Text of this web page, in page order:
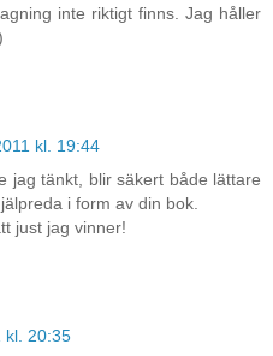
inte riktigt finns. Jag håller
kl. 19:44
jag tänkt, blir säkert både lättare
i form av din bok.
just jag vinner!
kl. 20:35